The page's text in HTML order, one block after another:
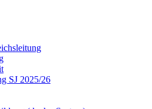
SJ 2025/26